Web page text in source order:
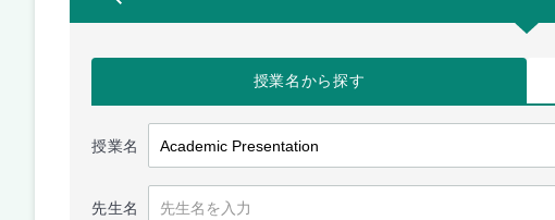
授業名から探す
授業名
先生名